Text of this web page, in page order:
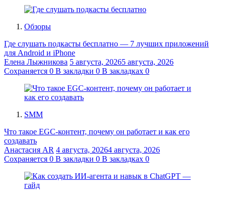
Обзоры
Где слушать подкасты бесплатно — 7 лучших приложений
для Android и iPhone
Елена Лыжникова 5 августа, 20265 августа, 2026
Сохраняется 0 В закладки 0 В закладках 0
SMM
Что такое EGC-контент, почему он работает и как его
создавать
Анастасия AR 4 августа, 20264 августа, 2026
Сохраняется 0 В закладки 0 В закладках 0